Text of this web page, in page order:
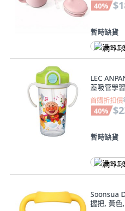
40%
暫時缺貨
满
LEC
蓋吸管學
首購折扣價
40%
暫時缺貨
满
Soonsua
握把, 黃色